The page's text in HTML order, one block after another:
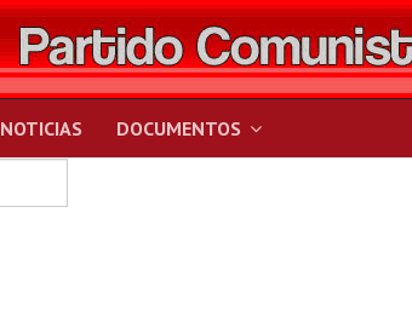
NOTICIAS
DOCUMENTOS